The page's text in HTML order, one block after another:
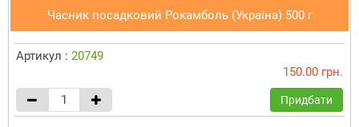
Часник посадковий Рокамболь (Україна) 500 г
Артикул : 20749
150.00 грн.
Придбати